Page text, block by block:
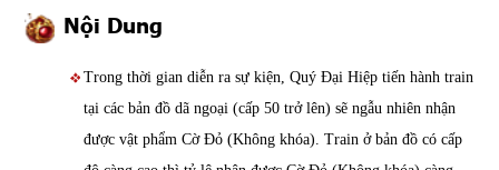
Nội Dung
Trong thời gian diễn ra sự kiện, Quý Đại Hiệp tiến hành train
tại các bản đồ dã ngoại (cấp 50 trở lên) sẽ ngẫu nhiên nhận
được vật phẩm Cờ Đỏ (Không khóa). Train ở bản đồ có cấp